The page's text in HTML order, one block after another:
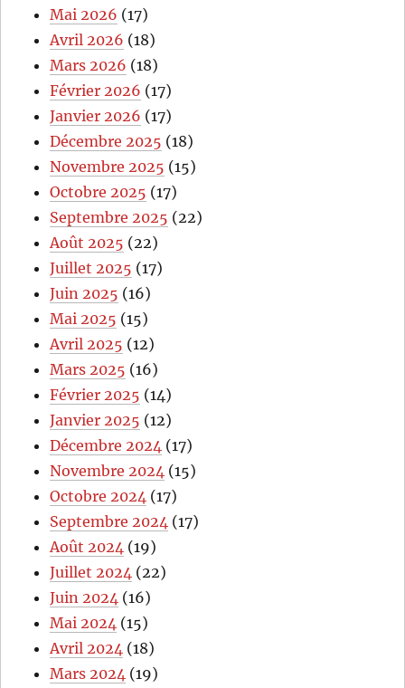
Mai 2026 (17)
Avril 2026 (18)
Mars 2026 (18)
Février 2026 (17)
Janvier 2026 (17)
Décembre 2025 (18)
Novembre 2025 (15)
Octobre 2025 (17)
Septembre 2025 (22)
Août 2025 (22)
Juillet 2025 (17)
Juin 2025 (16)
Mai 2025 (15)
Avril 2025 (12)
Mars 2025 (16)
Février 2025 (14)
Janvier 2025 (12)
Décembre 2024 (17)
Novembre 2024 (15)
Octobre 2024 (17)
Septembre 2024 (17)
Août 2024 (19)
Juillet 2024 (22)
Juin 2024 (16)
Mai 2024 (15)
Avril 2024 (18)
Mars 2024 (19)